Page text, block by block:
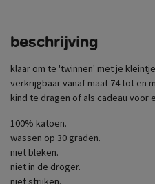
beschrijving
klaar om te 'twinnen' met je
verkrijgbaar vanaf maat 74 tot en
kind te dragen of als cadeau voor
100% katoen.
wassen op 30 graden.
niet bleken.
niet in de droger.
niet strijken.